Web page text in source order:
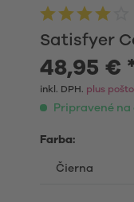
Satisfyer
48,95 €
inkl. DPH. plus
Pripravené na
Farba: